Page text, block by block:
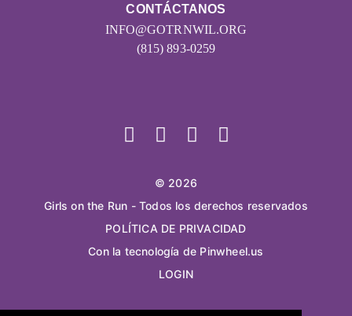
CONTÁCTANOS
INFO@GOTRNWIL.ORG
(815) 893-0259
© 2026
Girls on the Run - Todos los derechos reservados
POLÍTICA DE PRIVACIDAD
Con la tecnología de Pinwheel.us
LOGIN